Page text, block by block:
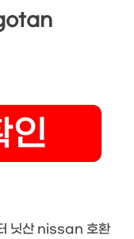
닛산 nissan 호환